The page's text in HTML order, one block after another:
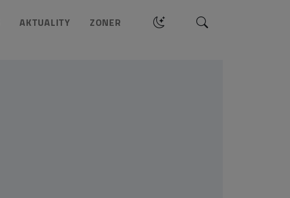
AKTUALITY ZONER Hledat